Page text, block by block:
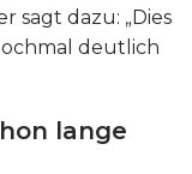
sagt dazu: „Dies
deutlich
lange